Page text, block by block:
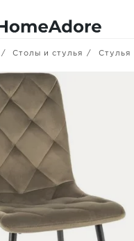
Столы и стулья Стулья